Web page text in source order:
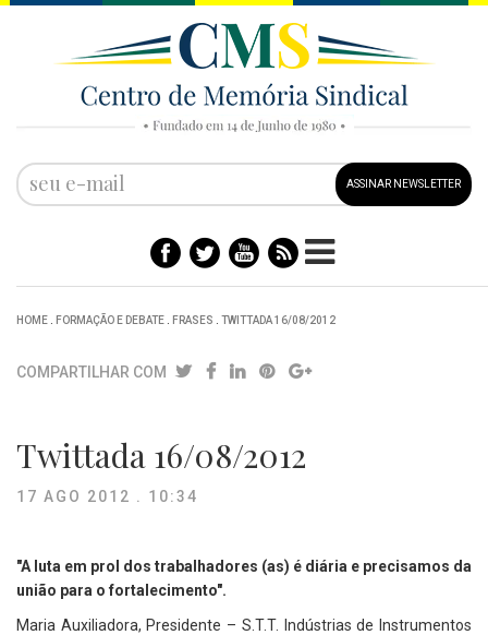
ASSINAR NEWSLETTER
HOME FORMAÇÃO E DEBATE FRASES TWITTADA 16/08/2012
COMPARTILHAR COM
Twittada 16/08/2012
17 AGO 2012 . 10:34
"A luta em prol dos trabalhadores (as) é diária e precisamos da
união para o fortalecimento".
Maria Auxiliadora, Presidente – S.T.T. Indústrias de Instrumentos